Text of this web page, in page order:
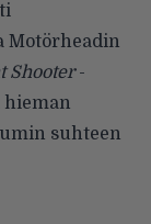
Motörheadin
Shooter-
hieman
suhteen